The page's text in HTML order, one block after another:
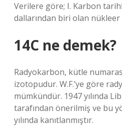
Verilere göre; I. Karbon
dallarından biri olan nükleer
14C ne demek?
Radyokarbon, kütle
izotopudur. W.F.’ye göre
mümkündür. 1947 yılında
tarafından önerilmiş ve bu
yılında kanıtlanmıştır.